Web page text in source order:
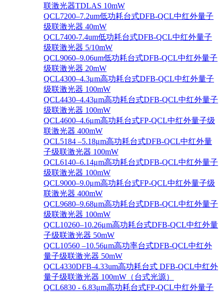
联激光器TDLAS 10mW
QCL7200–7.2um低功耗台式DFB-QCL中红外量子
级联激光器 40mW
QCL7400-7.4um低功耗台式DFB-QCL中红外量子
级联激光器 5/10mW
QCL9060–9.06um低功耗台式DFB-QCL中红外量子
级联激光器 20mW
QCL4300–4.3μm高功耗台式DFB-QCL中红外量子
级联激光器 100mW
QCL4430–4.43μm高功耗台式DFB-QCL中红外量子
级联激光器 100mW
QCL4600–4.6μm高功耗台式FP-QCL中红外量子级
联激光器 400mW
QCL5184 –5.18μm高功耗台式DFB-QCL中红外量
子级联激光器 100mW
QCL6140–6.14μm高功耗台式DFB-QCL中红外量子
级联激光器 100mW
QCL9000–9.0μm高功耗台式FP-QCL中红外量子级
联激光器 400mW
QCL9680–9.68μm高功耗台式DFB-QCL中红外量子
级联激光器 100mW
QCL10260–10.26μm高功耗台式DFB-QCL中红外量
子级联激光器 50mW
QCL10560 –10.56μm高功率台式DFB-QCL中红外
量子级联激光器 50mW
QCL4330DFB-4.33um高功耗台式 DFB-QCL中红外
量子级联激光器 100mW（台式光源）
QCL6830 - 6.83μm高功耗台式FP-QCL中红外量子